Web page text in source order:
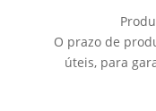
O prazo de
úteis, para